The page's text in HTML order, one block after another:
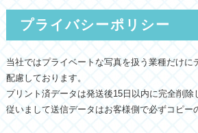
プライバシーポリシー
当社ではプライベートな写真を扱う業種だけに
配慮しております。
プリント済データは発送後15日以内に完全削除
従いまして送信データはお客様側で必ずコピー